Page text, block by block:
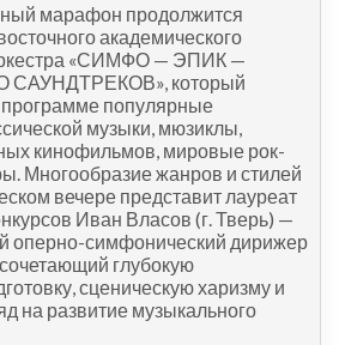
марафон продолжится
академического
«СИМФО — ЭПИК —
который
популярные
музыки, мюзиклы,
кинофильмов, мировые рок-
Многообразие жанров и стилей
вечере представит лауреат
Иван Власов (г. Тверь) —
оперно-симфонический дирижер
глубокую
сценическую харизму и
на развитие музыкального